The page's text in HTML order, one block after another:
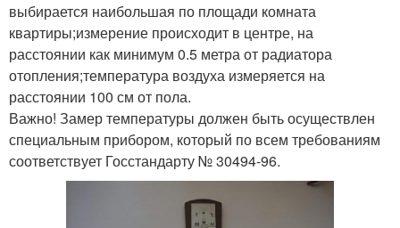
выбирается наибольшая по площади комната
квартиры;измерение происходит в центре, на
расстоянии как минимум 0.5 метра от радиатора
отопления;температура воздуха измеряется на
расстоянии 100 см от пола.
Важно! Замер температуры должен быть осуществлен
специальным прибором, который по всем требованиям
соответствует Госстандарту № 30494-96.